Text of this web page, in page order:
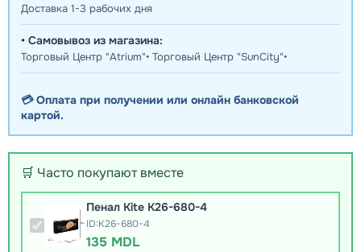
Доставка 1-3 рабочих дня
• Самовывоз из магазина:
Торговый Центр "Atrium"• Торговый Центр "SunCity"•
💳 Оплата при получении или онлайн банковской
картой.
🛒 Часто покупают вместе
Пенал Kite K26-680-4
ID:K26-680-4
135 MDL